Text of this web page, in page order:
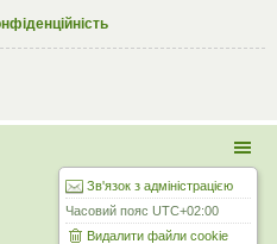
Зв'язок з адміністрацією
Часовий пояс UTC+02:00
Видалити файли cookie